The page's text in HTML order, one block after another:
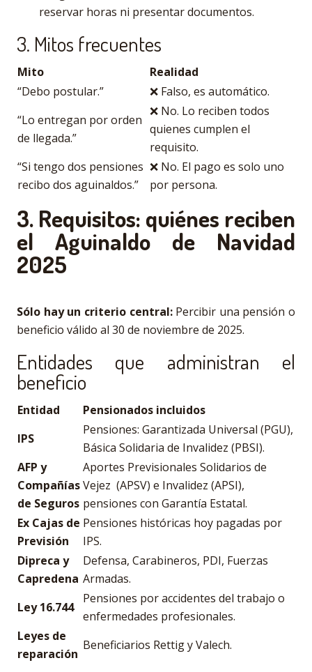
reservar horas ni presentar documentos.
3. Mitos frecuentes
Mito
Realidad
“Debo postular.”
❌ Falso, es automático.
“Lo entregan por orden
de llegada.”
❌ No. Lo reciben todos
quienes cumplen el
requisito.
“Si tengo dos pensiones
recibo dos aguinaldos.”
❌ No. El pago es solo uno
por persona.
3. Requisitos: quiénes reciben
el Aguinaldo de Navidad
2025
Sólo hay un criterio central: Percibir una pensión o
beneficio válido al 30 de noviembre de 2025.
Entidades que administran el
beneficio
Entidad
Pensionados incluidos
IPS
Pensiones: Garantizada Universal (PGU),
Básica Solidaria de Invalidez (PBSI).
AFP y
Compañías
de Seguros
Aportes Previsionales Solidarios de
Vejez (APSV) e Invalidez (APSI),
pensiones con Garantía Estatal.
Ex Cajas de
Previsión
Pensiones históricas hoy pagadas por
IPS.
Dipreca y
Capredena
Defensa, Carabineros, PDI, Fuerzas
Armadas.
Ley 16.744
Pensiones por accidentes del trabajo o
enfermedades profesionales.
Leyes de
reparación
Beneficiarios Rettig y Valech.